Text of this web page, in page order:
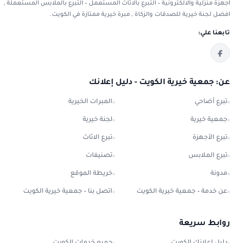
أجهزة منزلية والالكترونية – التبرع بالاثاث المستعمل – التبرع بالملابس المستعملة ,
افضل لجنة خيرية للصدقات والزكاة , مبرة خيرية ممتازة في الكويت.
تابعنا علي:
عن: جمعية خيرية الكويت - دليل إعلانك
تبرع أضاحي المبرات الخيرية
جمعية خيرية لجنة خيرية
تبرع الأجهزة تبرع الاثاث
تبرع الملابس تصنيفات
مدونة خريطة الموقع
عن خدمة – جمعية خيرية الكويت اتصل بنا – جمعية خيرية الكويت
روابط سريعة